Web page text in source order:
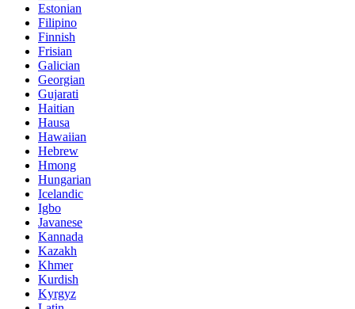
Estonian
Filipino
Finnish
Frisian
Galician
Georgian
Gujarati
Haitian
Hausa
Hawaiian
Hebrew
Hmong
Hungarian
Icelandic
Igbo
Javanese
Kannada
Kazakh
Khmer
Kurdish
Kyrgyz